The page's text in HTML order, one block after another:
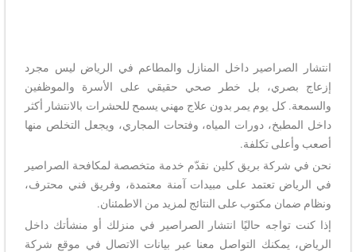
انتشار الصراصير داخل المنازل والمطاعم في الرياض ليس مجرد
إزعاج بصري، بل خطر صحي حقيقي على الأسرة والموظفين
والسمعة. كل يوم يمر بدون علاج مهني يسمح للحشرات بالانتشار أكثر
داخل المطبخ، دورات المياه، وفتحات المجاري، ويجعل التخلص منها
أصعب وأعلى تكلفة.
نحن في شركة بريق كلين نقدّم خدمة متخصصة لمكافحة الصراصير
في الرياض تعتمد على مبيدات آمنة معتمدة، وفريق فني محترف،
ونظام ضمان مكتوب على النتائج لمزيد من الاطمئنان.
إذا كنت تواجه حاليًا انتشار الصراصير في منزلك أو منشأتك داخل
الرياض، يمكنك التواصل معنا عبر بيانات الاتصال في موقع شركة